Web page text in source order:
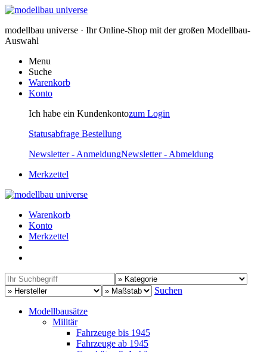
modellbau universe · Ihr Online-Shop mit der großen Modellbau-
Auswahl
Menu
Suche
Warenkorb
Konto
Ich habe ein Kundenkontozum Login
Statusabfrage Bestellung
Newsletter - AnmeldungNewsletter - Abmeldung
Merkzettel
Warenkorb
Konto
Merkzettel
Suchen
Modellbausätze
Militär
Fahrzeuge bis 1945
Fahrzeuge ab 1945